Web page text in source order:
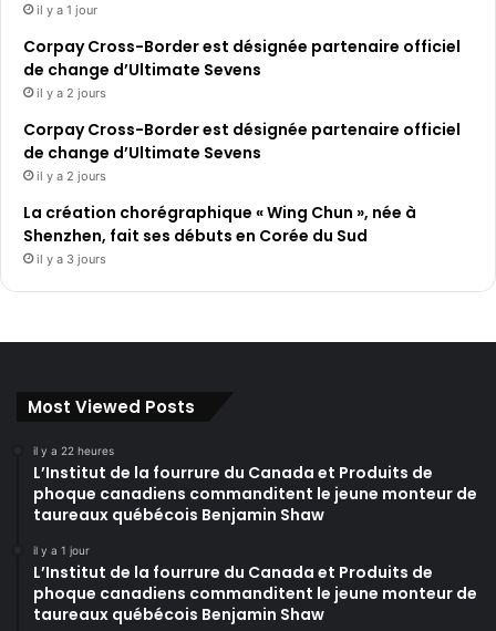
il y a 1 jour
Corpay Cross-Border est désignée partenaire officiel
de change d’Ultimate Sevens
il y a 2 jours
Corpay Cross-Border est désignée partenaire officiel
de change d’Ultimate Sevens
il y a 2 jours
La création chorégraphique « Wing Chun », née à
Shenzhen, fait ses débuts en Corée du Sud
il y a 3 jours
Most Viewed Posts
il y a 22 heures
L’Institut de la fourrure du Canada et Produits de
phoque canadiens commanditent le jeune monteur de
taureaux québécois Benjamin Shaw
il y a 1 jour
L’Institut de la fourrure du Canada et Produits de
phoque canadiens commanditent le jeune monteur de
taureaux québécois Benjamin Shaw